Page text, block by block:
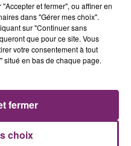
PODCASTS
PUBLICITÉ
et fermer", ou affiner en
dans "Gérer mes choix".
sur "Continuer sans
que pour ce site. Vous
votre consentement à tout
situé en bas de chaque page.
choix
fermer